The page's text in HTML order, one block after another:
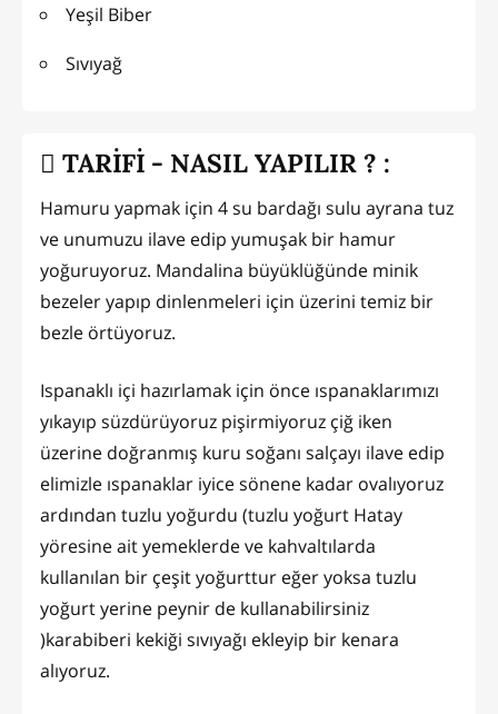
Yeşil Biber
Sıvıyağ
TARİFİ - NASIL YAPILIR ? :
Hamuru yapmak için 4 su bardağı sulu ayrana tuz
ve unumuzu ilave edip yumuşak bir hamur
yoğuruyoruz. Mandalina büyüklüğünde minik
bezeler yapıp dinlenmeleri için üzerini temiz bir
bezle örtüyoruz.
Ispanaklı içi hazırlamak için önce ıspanaklarımızı
yıkayıp süzdürüyoruz pişirmiyoruz çiğ iken
üzerine doğranmış kuru soğanı salçayı ilave edip
elimizle ıspanaklar iyice sönene kadar ovalıyoruz
ardından tuzlu yoğurdu (tuzlu yoğurt Hatay
yöresine ait yemeklerde ve kahvaltılarda
kullanılan bir çeşit yoğurttur eğer yoksa tuzlu
yoğurt yerine peynir de kullanabilirsiniz
)karabiberi kekiği sıvıyağı ekleyip bir kenara
alıyoruz.